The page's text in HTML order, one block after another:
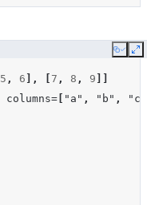
Copy
5 , 6 ], 7 , 8 , 9
columns= "a" , "b" ,
"c"